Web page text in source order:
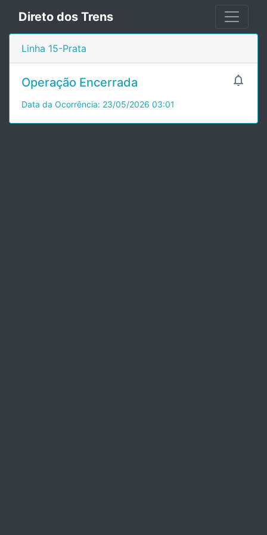
Direto dos Trens
Linha 15-Prata

Operação Encerrada
Data da Ocorrência: 23/05/2026 03:01